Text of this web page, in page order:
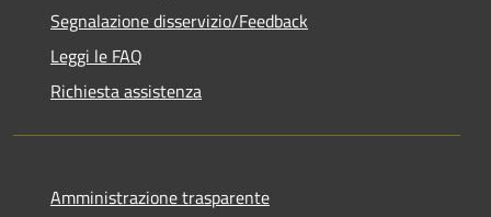
Segnalazione disservizio/Feedback
Leggi le FAQ
Richiesta assistenza
Amministrazione trasparente